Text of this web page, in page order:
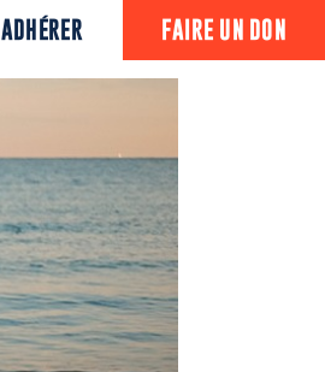
ADHÉRER FAIRE UN DON